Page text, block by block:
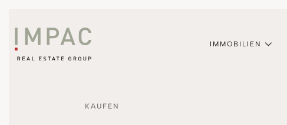
IMMOBILIEN
KAUFEN